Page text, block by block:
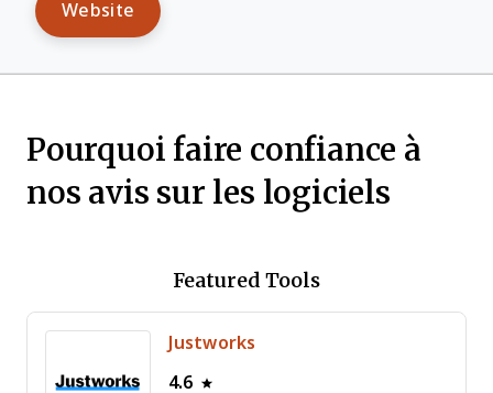
Website
Pourquoi faire confiance à
nos avis sur les logiciels
Featured Tools
Justworks
4.6